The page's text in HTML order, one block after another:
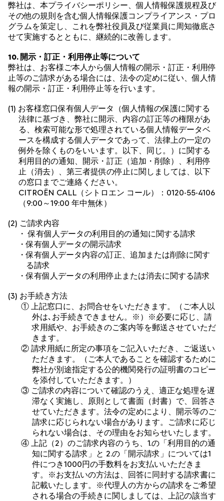
弊社は、本プライバシーポリシー、個人情報保護規程及び
その他の規則を含む個人情報保護コンプライアンス・プロ
グラムを策定し、これを弊社役員及び従業員に周知徹底さ
せて実施するとともに、継続的に改善します。
10. 開示・訂正・利用停止等について
弊社は、お客様ご本人から個人情報の開示・訂正・利用停
止等のご請求がある場合には、法令の定めに従い、個人情
報の開示・訂正・利用停止等を行います。
(1) お客様窓口保有個人データ（個人情報の保護に関する
法律に基づき、弊社に開示、内容の訂正等の権限があ
る、検索可能な形で処理されている個人情報データベ
ースを構成する個人データであって、法律上の一定の
例外を除くものをいいます。以下、同じ。）に関する
利用目的の通知、開示・訂正（追加・削除）、利用停
止（消去）、第三者提供の停止に関しましては、以下
の窓口までご連絡ください。
CITROËN CALL（シトロエン コール）： 0120-55-4106
（9:00～19:00 年中無休）
(2) ご請求内容
・ 保有個人データの利用目的の通知に関する請求
・保有個人データの開示請求
・保有個人データ内容の訂正、追加または削除に関す
る請求
・保有個人データの利用停止または消去に関する請求
(3) お手続き方法
① 上記窓口に、お問合せをいただきます。（ご本人以
外は､お手続きできません。※）※必要に応じ、請
求用紙や、お手続きのご案内等を郵送させていただ
きます。
② 請求用紙に所定の事項をご記入いただき、ご返送い
ただきます。（ご本人であることを確認するために
弊社が別途指定する公的機関発行の証明書のコピー
を添付していただきます。）
③ ご請求の内容について確認のうえ、適正な処理を遅
滞なく実施し、原則として書面（封書）で、回答さ
せていただきます。法令の定めにより、開示等のご
請求に応じられない場合があります。ご請求に応じ
られない場合は、その理由をお知らせいたします。
④ 上記（2）のご請求内容のうち、1.の「利用目的の通
知に関する請求」と 2.の「開示請求」については1
件につき1000円の手数料をお支払いいただきま
す。※お支払いの方法は、回答に同封する請求書に
記載いたします。※代理人の方からの請求をご希望
される場合の手続きに関しましては、上記の該当す